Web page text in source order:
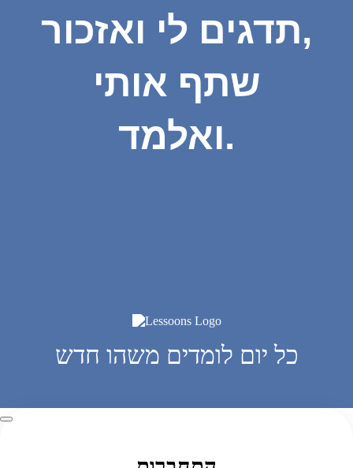
תדגים לי ואזכור,
שתף אותי
ואלמד.
כל יום לומדים משהו חדש